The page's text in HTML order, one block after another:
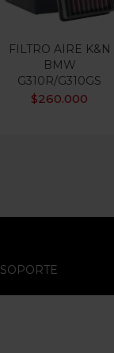
FILTRO AIRE K&N
BMW
G310R/G310GS
$260.000
SOPORTE